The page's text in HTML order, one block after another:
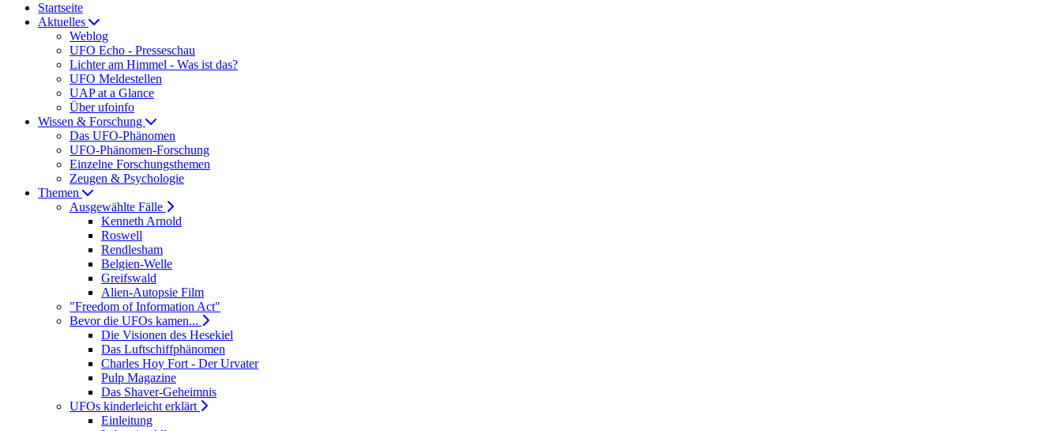
Startseite
Aktuelles
Weblog
UFO Echo - Presseschau
Lichter am Himmel - Was ist das?
UFO Meldestellen
UAP at a Glance
Über ufoinfo
Wissen & Forschung
Das UFO-Phänomen
UFO-Phänomen-Forschung
Einzelne Forschungsthemen
Zeugen & Psychologie
Themen
Ausgewählte Fälle
Kenneth Arnold
Roswell
Rendlesham
Belgien-Welle
Greifswald
Alien-Autopsie Film
"Freedom of Information Act"
Bevor die UFOs kamen...
Die Visionen des Hesekiel
Das Luftschiffphänomen
Charles Hoy Fort - Der Urvater
Pulp Magazine
Das Shaver-Geheimnis
UFOs kinderleicht erklärt
Einleitung